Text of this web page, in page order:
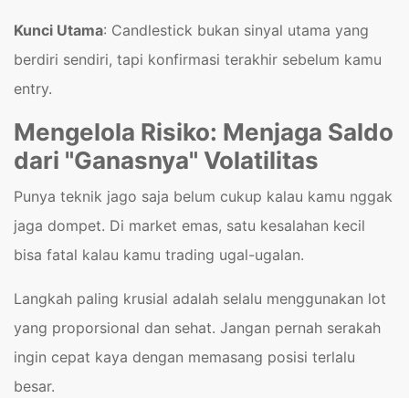
Kunci Utama: Candlestick bukan sinyal utama yang
berdiri sendiri, tapi konfirmasi terakhir sebelum kamu
entry.
Mengelola Risiko: Menjaga Saldo
dari "Ganasnya" Volatilitas
Punya teknik jago saja belum cukup kalau kamu nggak
jaga dompet. Di market emas, satu kesalahan kecil
bisa fatal kalau kamu trading ugal-ugalan.
Langkah paling krusial adalah selalu menggunakan lot
yang proporsional dan sehat. Jangan pernah serakah
ingin cepat kaya dengan memasang posisi terlalu
besar.